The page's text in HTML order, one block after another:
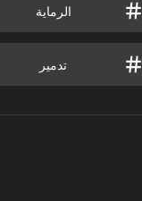
الرماية
تدمير